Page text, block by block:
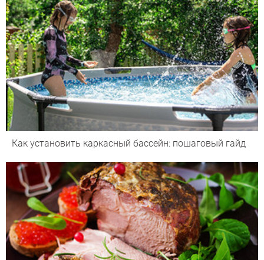
Как установить каркасный бассейн: пошаговый гайд